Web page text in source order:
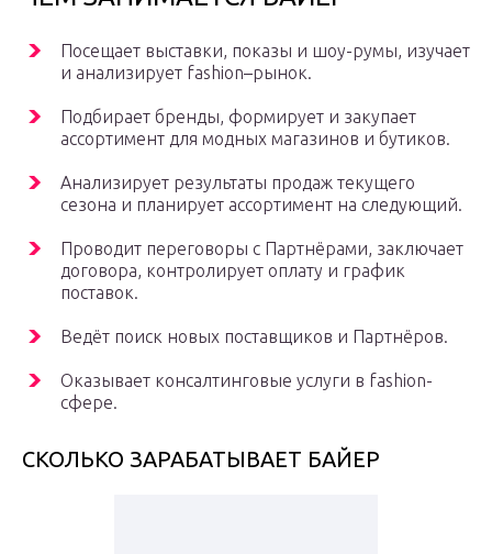
Посещает выставки, показы и шоу-румы, изучает
и анализирует fashion–рынок.
Подбирает бренды, формирует и закупает
ассортимент для модных магазинов и бутиков.
Анализирует результаты продаж текущего
сезона и планирует ассортимент на следующий.
Проводит переговоры с Партнёрами, заключает
договора, контролирует оплату и график
поставок.
Ведёт поиск новых поставщиков и Партнёров.
Оказывает консалтинговые услуги в fashion-
сфере.
СКОЛЬКО ЗАРАБАТЫВАЕТ БАЙЕР